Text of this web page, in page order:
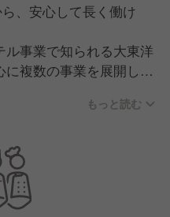
ら、安心して長く働け
事業で知られる大東洋
複数の事業を展開して
囲気で、無理なく長く働
もっと読む